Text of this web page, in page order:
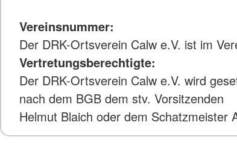
Vereinsnummer:
Der DRK-Ortsverein Calw e.V. ist im
Vertretungsberechtigte:
Der DRK-Ortsverein Calw e.V. wird
nach dem BGB dem stv. Vorsitzenden
Helmut Blaich oder dem Schatzmeister